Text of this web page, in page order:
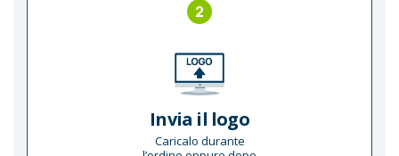
2
Invia il logo
Caricalo durante